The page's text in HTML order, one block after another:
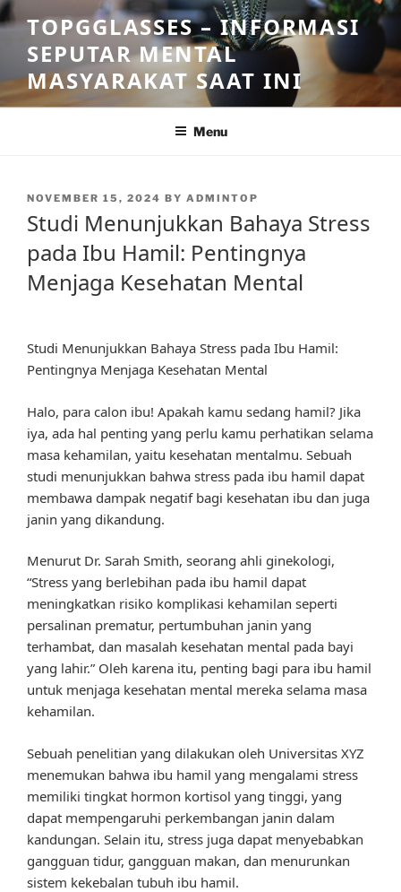
Skip
to
content
TOPGGLASSES – INFORMASI
SEPUTAR MENTAL
MASYARAKAT SAAT INI
Menu
POSTED
NOVEMBER 15, 2024 BY ADMINTOP
Studi Menunjukkan Bahaya Stress
pada Ibu Hamil: Pentingnya
Menjaga Kesehatan Mental
Studi Menunjukkan Bahaya Stress pada Ibu Hamil:
Pentingnya Menjaga Kesehatan Mental
Halo, para calon ibu! Apakah kamu sedang hamil? Jika
iya, ada hal penting yang perlu kamu perhatikan selama
masa kehamilan, yaitu kesehatan mentalmu. Sebuah
studi menunjukkan bahwa stress pada ibu hamil dapat
membawa dampak negatif bagi kesehatan ibu dan juga
janin yang dikandung.
Menurut Dr. Sarah Smith, seorang ahli ginekologi,
“Stress yang berlebihan pada ibu hamil dapat
meningkatkan risiko komplikasi kehamilan seperti
persalinan prematur, pertumbuhan janin yang
terhambat, dan masalah kesehatan mental pada bayi
yang lahir.” Oleh karena itu, penting bagi para ibu hamil
untuk menjaga kesehatan mental mereka selama masa
kehamilan.
Sebuah penelitian yang dilakukan oleh Universitas XYZ
menemukan bahwa ibu hamil yang mengalami stress
memiliki tingkat hormon kortisol yang tinggi, yang
dapat mempengaruhi perkembangan janin dalam
kandungan. Selain itu, stress juga dapat menyebabkan
gangguan tidur, gangguan makan, dan menurunkan
sistem kekebalan tubuh ibu hamil.